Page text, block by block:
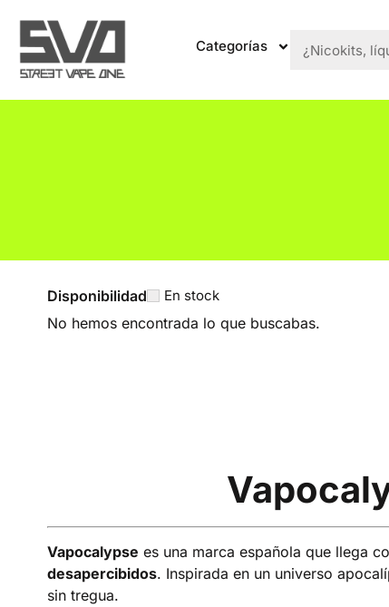
Categorías
Disponibilidad En stock
No hemos encontrada lo que buscabas.
Vapocalypse es una marca española que llega
desapercibidos. Inspirada en un universo
sin tregua.